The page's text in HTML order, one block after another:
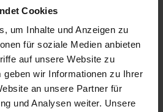
Cookies
um Inhalte und Anzeigen zu
für soziale Medien anbieten
auf unsere Website zu
geben wir Informationen zu Ihrer
an unsere Partner für
und Analysen weiter. Unsere
Jahreszeit (auch bei Kälte,
dank Lamellenprofil
dank Green Guard